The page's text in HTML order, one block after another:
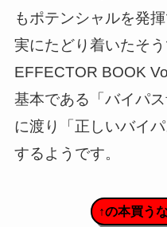
もポテンシャルを発
実にたどり着いたそ
EFFECTOR BOOK
基本である「バイパ
に渡り「正しいバイ
するようです。
↑の本買う